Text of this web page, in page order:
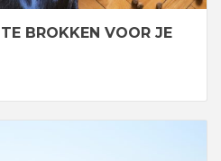
BROKKEN VOOR JE